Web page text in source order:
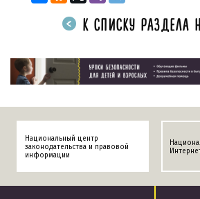
К СПИСКУ РАЗДЕЛА
Национальный центр
законодательства и правовой
информации